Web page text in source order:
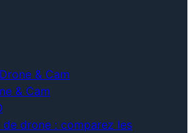
& Cam
& Cam
drone : comparez les